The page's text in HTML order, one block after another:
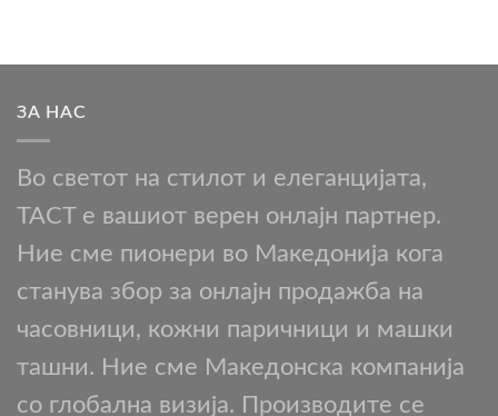
ЗА НАС
Во светот на стилот и елеганцијата,
TACT е вашиот верен онлајн партнер.
Ние сме пионери во Македонија кога
станува збор за онлајн продажба на
часовници, кожни паричници и машки
ташни. Ние сме Македонска компанија
со глобална визија. Производите се